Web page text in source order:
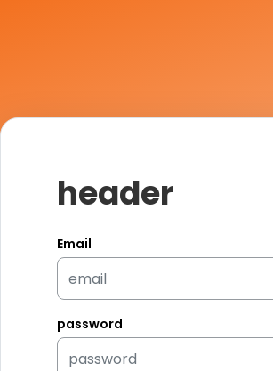
header
Email
password